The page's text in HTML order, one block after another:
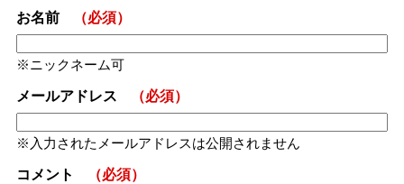
お名前 （必須）
ニックネーム可
メールアドレス （必須）
入力されたメールアドレスは公開されません
コメント （必須）